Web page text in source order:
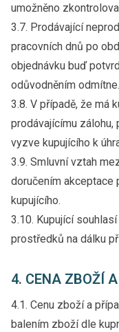
umožněno
3.7. Prodávající
pracovních dnů po
objednávku buď
odůvodněním odmítne.
3.8. V případě, že má
prodávajícímu
vyzve kupujícího k
3.9. Smluvní vztah
doručením akceptace
kupujícího.
3.10. Kupující
prostředků na dálku
4. CENA ZBOŽÍ
4.1. Cenu zboží a
balením zboží dle